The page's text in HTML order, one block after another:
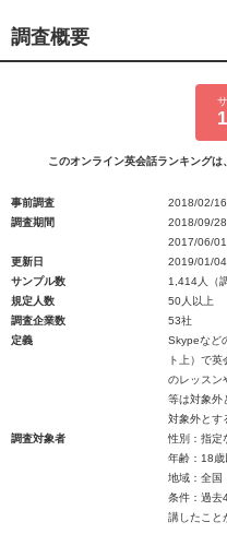
調査概要
このオンライン英会話ランキングは
事前調査
2018/02/
調査期間
2018/09/
2017/06/
更新日
2019/01/04
サンプル数
1,414人（
規定人数
50人以上
調査企業数
53社
定義
Skypeなど
ト上）で
のレッスン
等は対象外
対象外とす
調査対象者
性別：指定
年齢：18歳
地域：全国
条件：過去
講したこと